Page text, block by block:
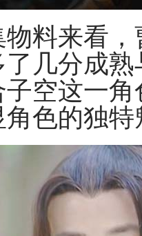
物料来看
了几分成
空这一
色的独特